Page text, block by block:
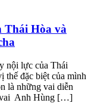
Thái Hòa và
nội lực của Thái
thế đặc biệt của mình
là những vai diễn
vai Anh Hùng […]